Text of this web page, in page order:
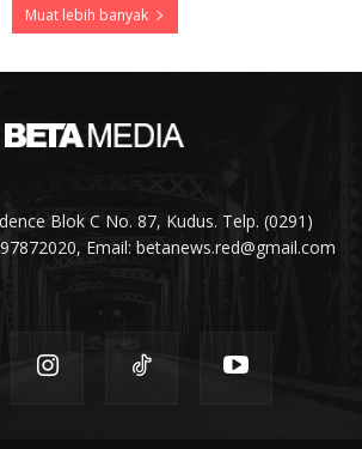
Muat lebih banyak
Blok C No. 87, Kudus. Telp. (0291)
Email: betanews.red@gmail.com